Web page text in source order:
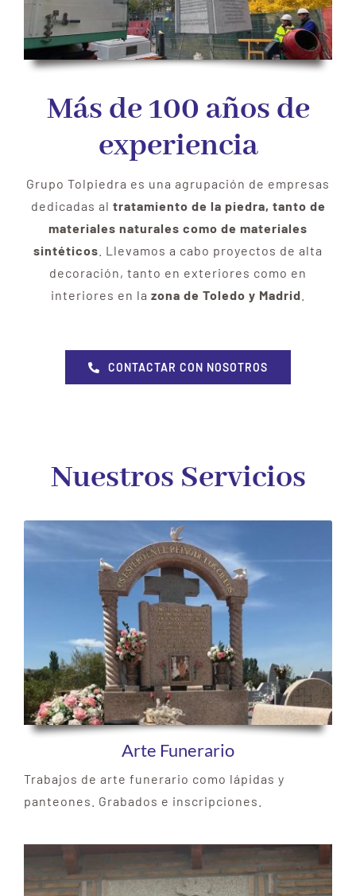
Más de 100 años de
experiencia
Grupo Tolpiedra es una agrupación de empresas
dedicadas al tratamiento de la piedra, tanto de
materiales naturales como de materiales
sintéticos . Llevamos a cabo proyectos de alta
decoración, tanto en exteriores como en
interiores en la zona de Toledo y Madrid
CONTACTAR CON NOSOTROS
Nuestros Servicios
Arte Funerario
Trabajos de arte funerario como lápidas y
panteones. Grabados e inscripciones.